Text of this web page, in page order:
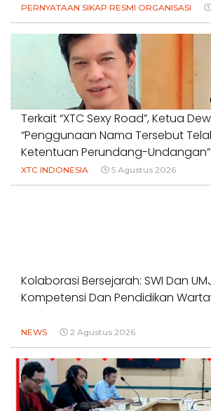
PERNYATAAN SIKAP RESMI ORGANISASI
Terkait “XTC Sexy Road”, Ketua
“Penggunaan Nama Tersebut
Ketentuan Perundang-Undangan”
XTC INDONESIA 5 Agustus 2026
Kolaborasi Bersejarah: SWI Dan
Kompetensi Dan Pendidikan
NEWS 2 Agustus 2026